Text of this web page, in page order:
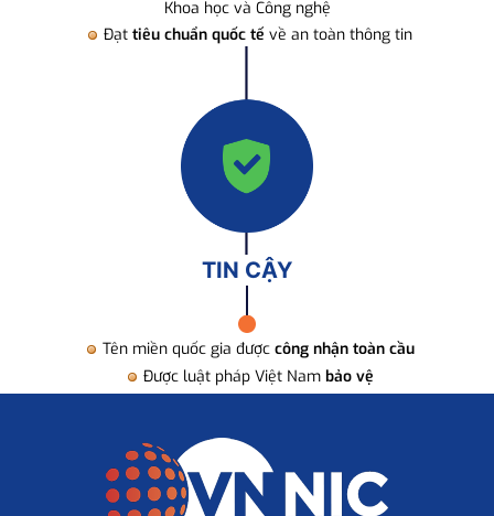
Khoa học và Công nghệ
Đạt tiêu chuẩn quốc tế về an toàn thông tin
TIN CẬY
Tên miền quốc gia được công nhận toàn cầu
Được luật pháp Việt Nam bảo vệ